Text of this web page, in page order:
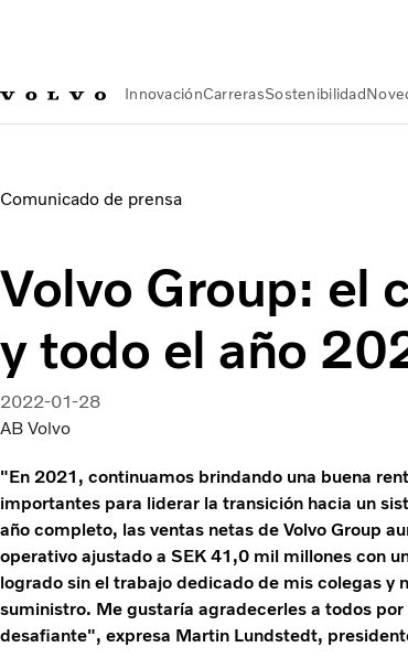
InnovaciónCarrerasSostenibilidad
Comunicado de prensa
Volvo Group: el
y todo el año
2022-01-28
AB Volvo
"En 2021, continuamos brindando una buena
importantes para liderar la transición hacia un
año completo, las ventas netas de Volvo Group
operativo ajustado a SEK 41,0 mil millones con
logrado sin el trabajo dedicado de mis colegas y
suministro. Me gustaría agradecerles a todos
desafiante", expresa Martin Lundstedt,